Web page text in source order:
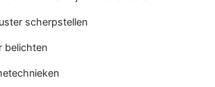
scherpstellen
belichten